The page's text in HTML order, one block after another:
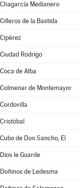
Chagarcía Medianero
Cilleros de la Bastida
Cipérez
Ciudad Rodrigo
Coca de Alba
Colmenar de Montemayor
Cordovilla
Cristóbal
Cubo de Don Sancho, El
Dios le Guarde
Doñinos de Ledesma